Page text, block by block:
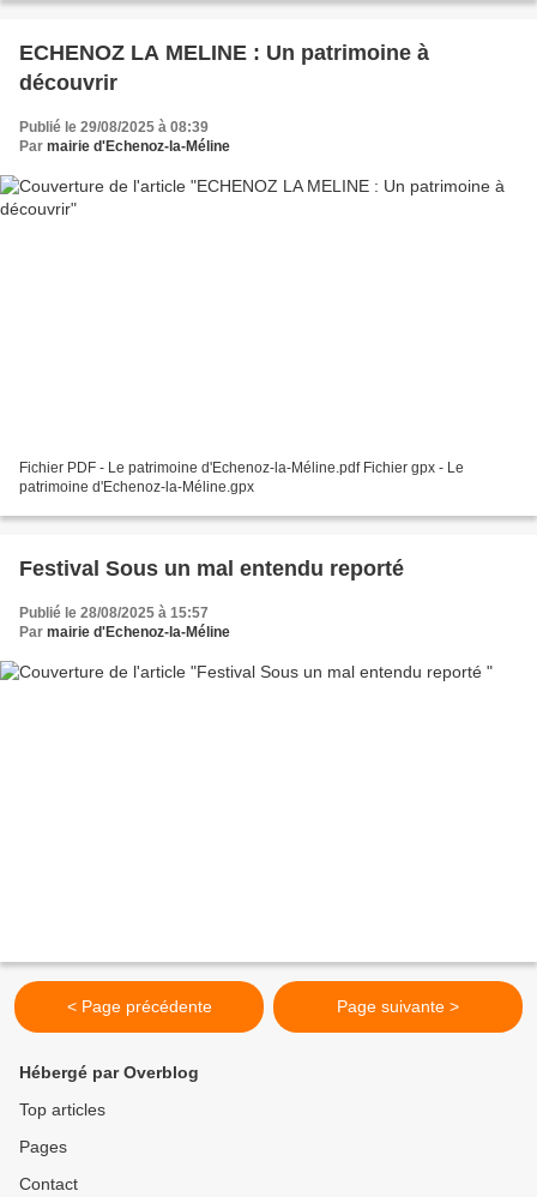
ECHENOZ LA MELINE : Un patrimoine à
découvrir
Publié le 29/08/2025 à 08:39
Par mairie d'Echenoz-la-Méline
Fichier PDF - Le patrimoine d'Echenoz-la-Méline.pdf Fichier gpx - Le
patrimoine d'Echenoz-la-Méline.gpx
Festival Sous un mal entendu reporté
Publié le 28/08/2025 à 15:57
Par mairie d'Echenoz-la-Méline
< Page précédente Page suivante >
Hébergé par Overblog
Top articles
Pages
Contact